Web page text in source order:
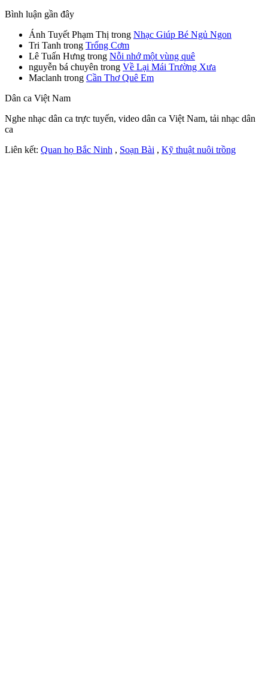
Bình luận gần đây
Ánh Tuyết Phạm Thị trong Nhạc Giúp Bé Ngủ Ngon
Tri Tanh trong Trống Cơm
Lê Tuấn Hưng trong Nỗi nhớ một vùng quê
nguyễn bá chuyên trong Về Lại Mái Trường Xưa
Maclanh trong Cần Thơ Quê Em
Dân ca Việt Nam
Nghe nhạc dân ca trực tuyến, video dân ca Việt Nam, tải nhạc dân
ca
Liên kết: Quan họ Bắc Ninh , Soạn Bài , Kỹ thuật nuôi trồng